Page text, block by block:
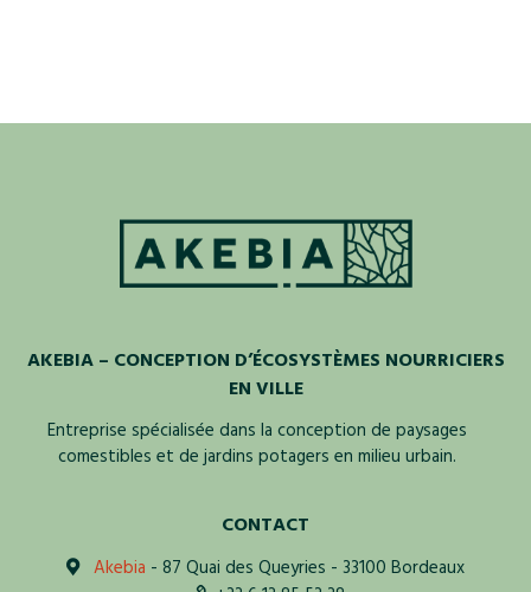
AKEBIA – CONCEPTION D’ÉCOSYSTÈMES NOURRICIERS
EN VILLE
Entreprise spécialisée dans la conception de paysages
comestibles et de jardins potagers en milieu urbain.
CONTACT
Akebia - 87 Quai des Queyries - 33100 Bordeaux